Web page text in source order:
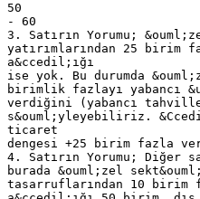
50
- 60
3. Satırın Yorumu;
yatırımlarından 25 birim
a&ccedil;ığı
ise yok. Bu durumda
birimlik fazlayı yabancı
verdiğini (yabancı
s&ouml;yleyebiliriz.
ticaret
dengesi +25 birim fazla
4. Satırın Yorumu; Diğer
burada &ouml;zel
tasarruflarından 10 birim